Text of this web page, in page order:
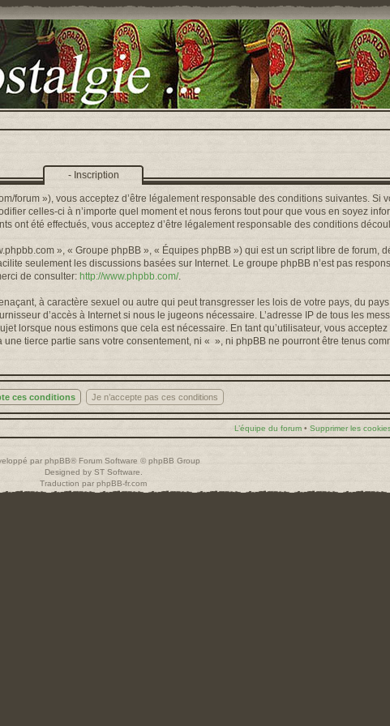
- Inscription
»), vous acceptez d’être légalement responsable des conditions suivantes. Si
celles-ci à n’importe quel moment et nous ferons tout pour que vous en soyez
été effectués, vous acceptez d’être légalement responsable des conditions
», « Groupe phpBB », « Équipes phpBB ») qui est un script libre de forum,
seulement les discussions basées sur Internet. Le groupe phpBB n’est pas
de consulter: http://www.phpbb.com/.
à caractère sexuel ou autre qui peut transgresser les lois de votre pays, du
d’accès à Internet si nous le jugeons nécessaire. L’adresse IP de tous les
lorsque nous estimons que cela est nécessaire. En tant qu’utilisateur, vous
tierce partie sans votre consentement, ni « », ni phpBB ne pourront être tenus
L’équipe du forum • Supprimer les
parphpBB® Forum Software © phpBB Group
Designed by ST Software
Traduction par phpBB-fr.com